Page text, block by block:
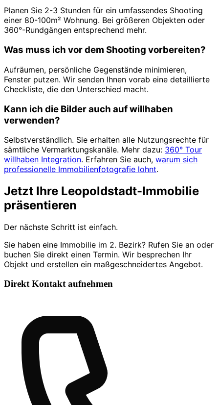
Planen Sie 2-3 Stunden für ein umfassendes Shooting
einer 80-100m² Wohnung. Bei größeren Objekten oder
360°-Rundgängen entsprechend mehr.
Was muss ich vor dem Shooting vorbereiten?
Aufräumen, persönliche Gegenstände minimieren,
Fenster putzen. Wir senden Ihnen vorab eine detaillierte
Checkliste, die den Unterschied macht.
Kann ich die Bilder auch auf willhaben
verwenden?
Selbstverständlich. Sie erhalten alle Nutzungsrechte für
sämtliche Vermarktungskanäle. Mehr dazu: 360° Tour
willhaben Integration. Erfahren Sie auch, warum sich
professionelle Immobilienfotografie lohnt.
Jetzt Ihre Leopoldstadt-Immobilie
präsentieren
Der nächste Schritt ist einfach.
Sie haben eine Immobilie im 2. Bezirk? Rufen Sie an oder
buchen Sie direkt einen Termin. Wir besprechen Ihr
Objekt und erstellen ein maßgeschneidertes Angebot.
Direkt Kontakt aufnehmen